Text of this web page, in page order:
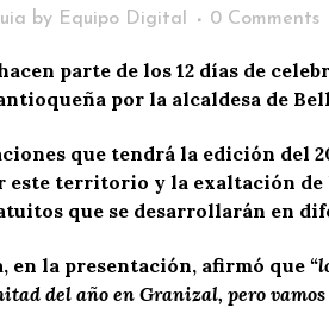
by Equipo Digital 0 Comments
parte de los 12 días de
por la alcaldesa de
que tendrá la edición del
este territorio y la exaltación de
que se desarrollarán en
en la presentación, afirmó que
del año en Granizal, pero